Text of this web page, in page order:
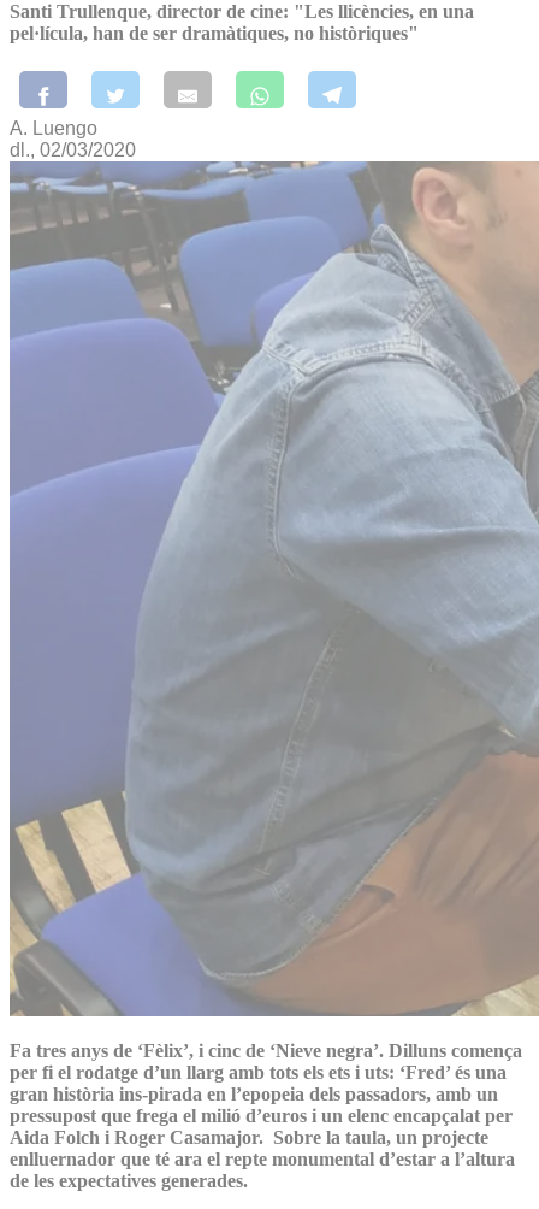
Santi Trullenque, director de cine: "Les llicències, en una
pel·lícula, han de ser dramàtiques, no històriques"
A. Luengo
dl., 02/03/2020
Fa tres anys de ‘Fèlix’, i cinc de ‘Nieve negra’. Dilluns comença
per fi el rodatge d’un llarg amb tots els ets i uts: ‘Fred’ és una
gran història ins-pirada en l’epopeia dels passadors, amb un
pressupost que frega el milió d’euros i un elenc encapçalat per
Aida Folch i Roger Casamajor. Sobre la taula, un projecte
enlluernador que té ara el repte monumental d’estar a l’altura
de les expectatives generades.